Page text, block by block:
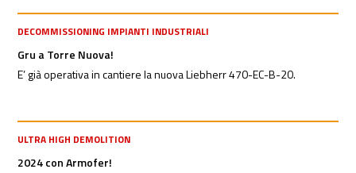
DECOMMISSIONING IMPIANTI INDUSTRIALI
Gru a Torre Nuova!
E’ già operativa in cantiere la nuova Liebherr 470-EC-B-20.
ULTRA HIGH DEMOLITION
2024 con Armofer!